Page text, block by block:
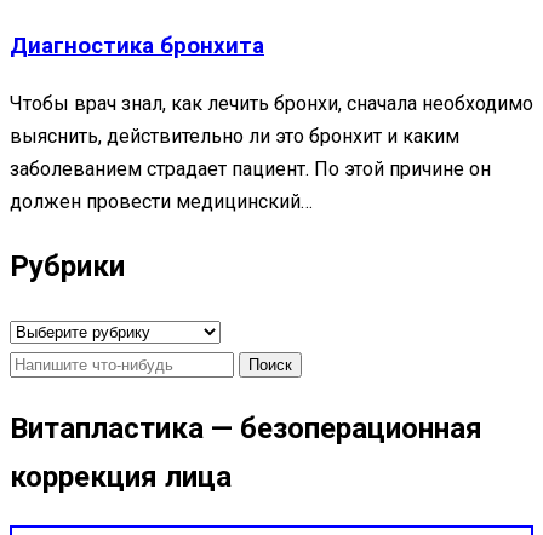
Диагностика бронхита
Чтобы врач знал, как лечить бронхи, сначала необходимо
выяснить, действительно ли это бронхит и каким
заболеванием страдает пациент. По этой причине он
должен провести медицинский…
Рубрики
Рубрики
Найти:
Витапластика — безоперационная
коррекция лица